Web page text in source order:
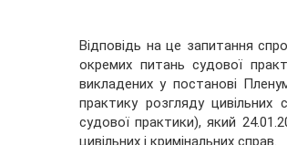
Відповідь на це запитання
окремих питань судової
викладених у постанові
практику розгляду цивільних
судової практики), який
цивільних і кримінальних справ.